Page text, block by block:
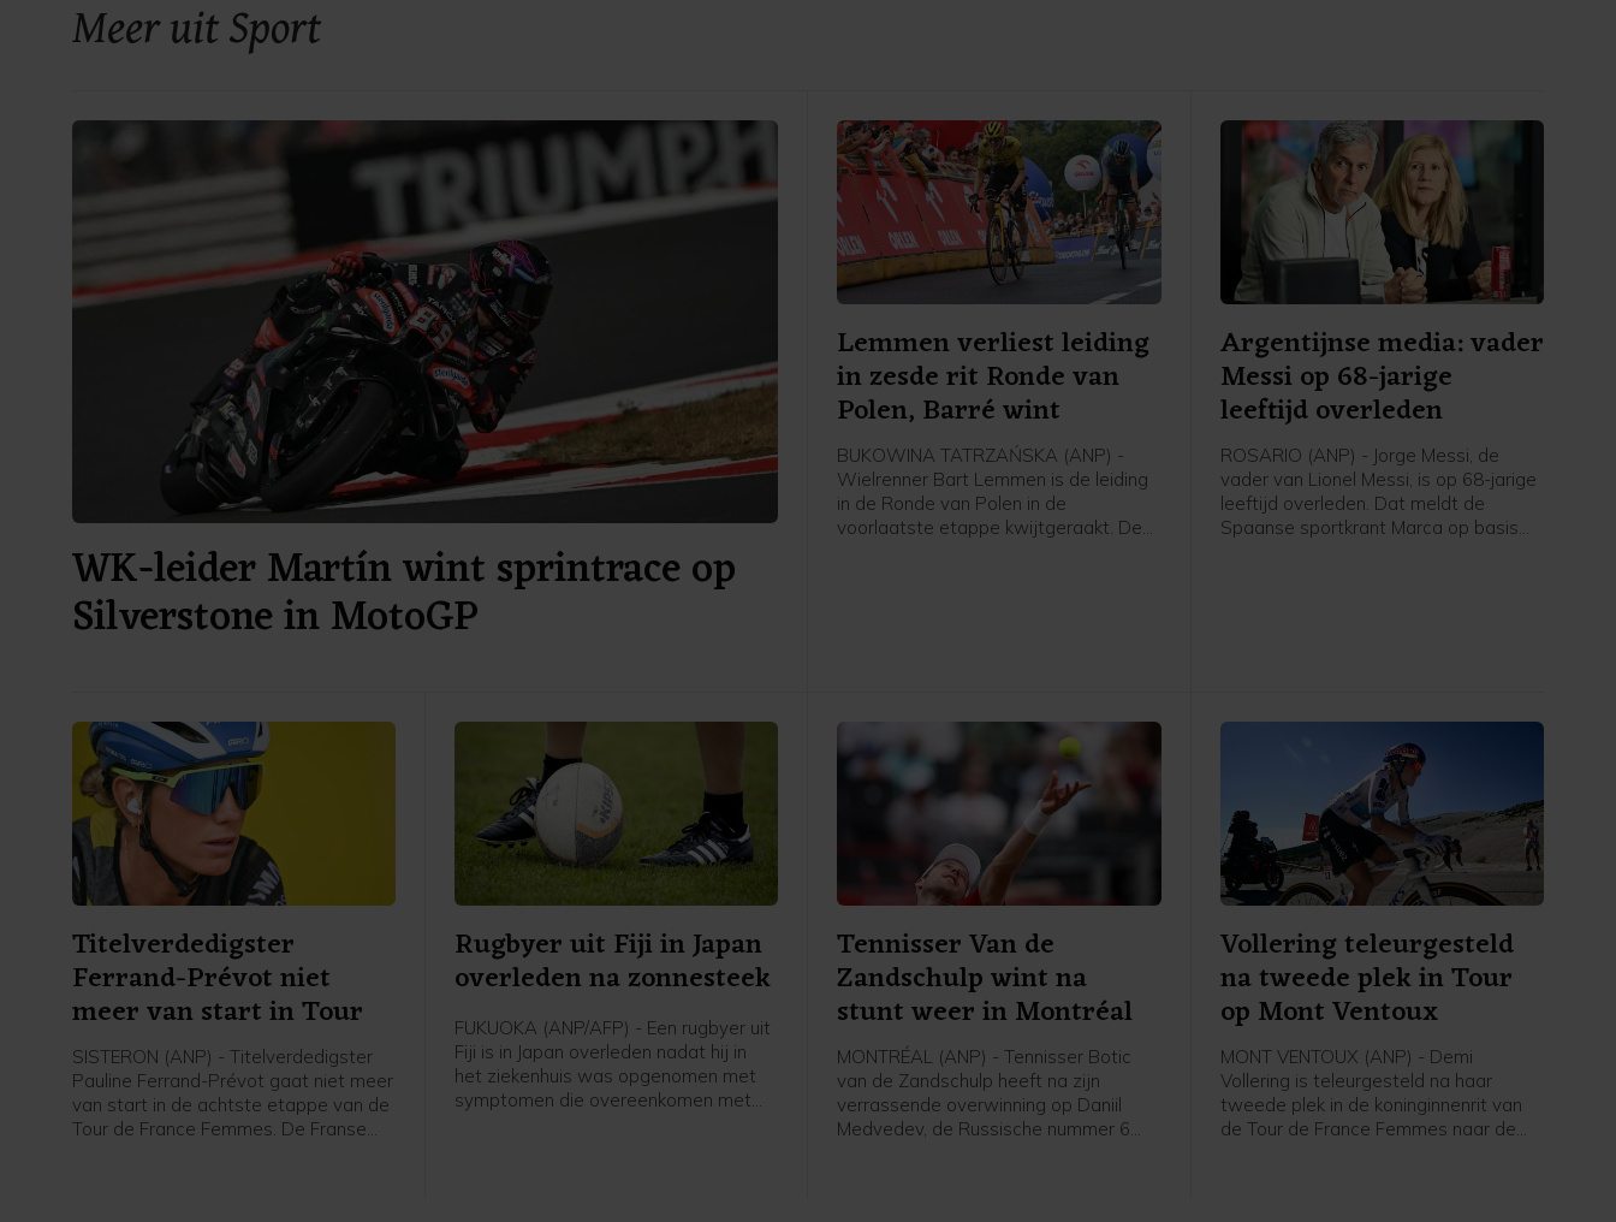
Meer uit Sport
WK-leider Martín wint sprintrace op
Silverstone in MotoGP
Lemmen verliest leiding
in zesde rit Ronde van
Polen, Barré wint
BUKOWINA TATRZAŃSKA (ANP) -
Wielrenner Bart Lemmen is de leiding
in de Ronde van Polen in de
voorlaatste etappe kwijtgeraakt. De
Brenner (Tudor) uit Duitsland werd
derde.
Argentijnse media: vader
Messi op 68-jarige
leeftijd overleden
ROSARIO (ANP) - Jorge Messi, de
vader van Lionel Messi, is op 68-jarige
leeftijd overleden. Dat meldt de
Spaanse sportkrant Marca op basis
Titelverdedigster
Ferrand-Prévot niet
meer van start in Tour
SISTERON (ANP) - Titelverdedigster
Pauline Ferrand-Prévot gaat niet meer
van start in de achtste etappe van de
Tour de France Femmes. De Franse
Rugbyer uit Fiji in Japan
overleden na zonnesteek
FUKUOKA (ANP/AFP) - Een rugbyer uit
Fiji is in Japan overleden nadat hij in
het ziekenhuis was opgenomen met
symptomen die overeenkomen met
Tennisser Van de
Zandschulp wint na
stunt weer in Montréal
MONTRÉAL (ANP) - Tennisser Botic
van de Zandschulp heeft na zijn
verrassende overwinning op Daniil
Medvedev, de Russische nummer 6
Vollering teleurgesteld
na tweede plek in Tour
op Mont Ventoux
MONT VENTOUX (ANP) - Demi
Vollering is teleurgesteld na haar
tweede plek in de koninginnenrit van
de Tour de France Femmes naar de